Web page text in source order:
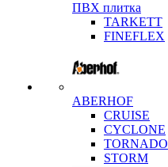
ПВХ плитка
TARKETT
FINEFLEX
ABERHOF
CRUISE
CYCLONE
TORNADO
STORM